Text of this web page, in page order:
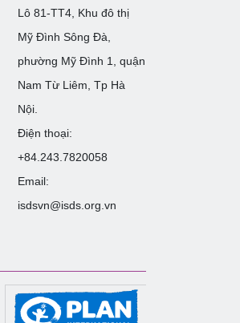
Lô 81-TT4, Khu đô thị
Mỹ Đình Sông Đà,
phường Mỹ Đình 1, quận
Nam Từ Liêm, Tp Hà
Nội.
Điện thoại:
+84.243.7820058
Email:
isdsvn@isds.org.vn